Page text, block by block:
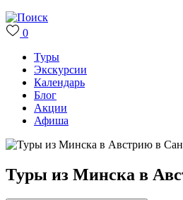
0
Туры
Экскурсии
Календарь
Блог
Акции
Афиша
Туры из Минска в